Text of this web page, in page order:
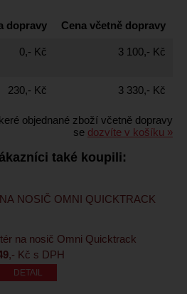
dopravy Cena včetně dopravy
0,- Kč 3 100,- Kč
230,- Kč 3 330,- Kč
objednané zboží včetně dopravy
se dozvíte v košíku »
také koupili:
NOSIČ OMNI QUICKTRACK
,- Kč s DPH